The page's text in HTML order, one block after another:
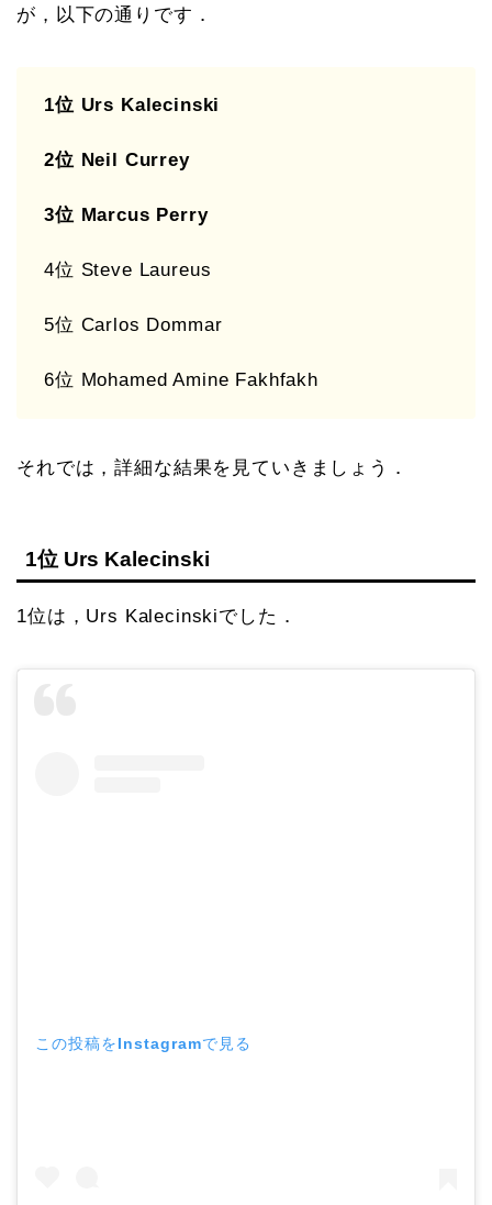
が，以下の通りです．
1位 Urs Kalecinski
2位 Neil Currey
3位 Marcus Perry
4位 Steve Laureus
5位 Carlos Dommar
6位 Mohamed Amine Fakhfakh
それでは，詳細な結果を見ていきましょう．
1位 Urs Kalecinski
1位は，Urs Kalecinskiでした．
この投稿をInstagramで見る